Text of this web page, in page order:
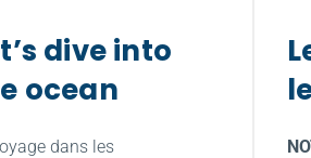
dive into
ocean
dans les